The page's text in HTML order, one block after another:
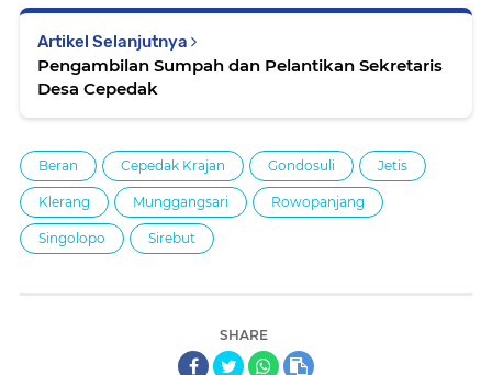
Artikel Selanjutnya
Pengambilan Sumpah dan Pelantikan Sekretaris
Desa Cepedak
Beran Cepedak Krajan Gondosuli Jetis
Klerang Munggangsari Rowopanjang
Singolopo Sirebut
SHARE